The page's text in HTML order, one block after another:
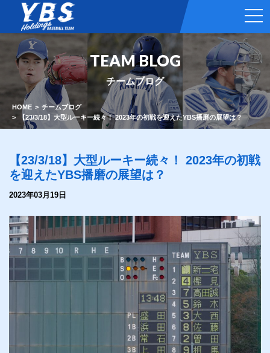
TEAM BLOG
チームブログ
HOME
チームブログ
【23/3/18】大型ルーキー続々！ 2023年の初戦を迎えたYBS播磨の展望は？
【23/3/18】大型ルーキー続々！ 2023年の初戦
を迎えたYBS播磨の展望は？
2023年03月19日
t
o
g
l
e
n
a
v
i
g
a
t
i